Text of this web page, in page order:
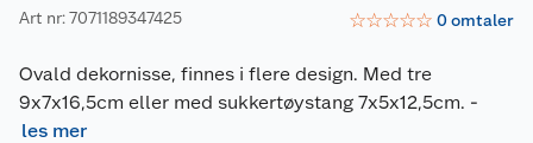
Art nr: 7071189347425 ☆☆☆☆☆ 0omtaler
Ovald dekornisse, finnes i flere design. Med tre
9x7x16,5cm eller med sukkertøystang 7x5x12,5cm. -
les mer